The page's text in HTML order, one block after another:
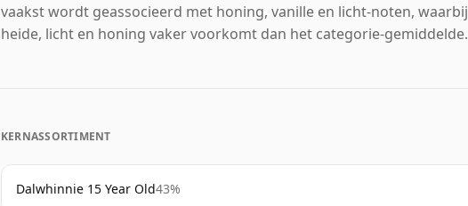
vaakst wordt geassocieerd met honing, vanille en licht-noten, waarbij
heide, licht en honing vaker voorkomt dan het categorie-gemiddelde.
KERNASSORTIMENT
Dalwhinnie 15 Year Old43%